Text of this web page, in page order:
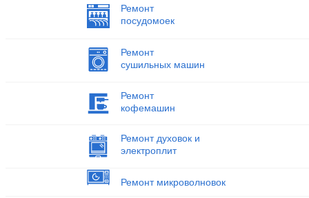
Ремонт
посудомоек
Ремонт
сушильных машин
Ремонт
кофемашин
Ремонт духовок и
электроплит
Ремонт микроволновок